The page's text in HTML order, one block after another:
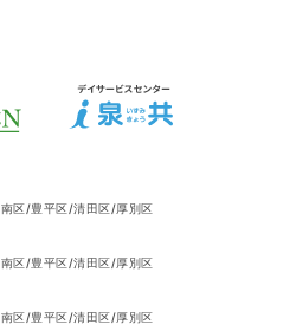
南区 豊平区 清田区 厚別区
南区 豊平区 清田区 厚別区
南区 豊平区 清田区 厚別区